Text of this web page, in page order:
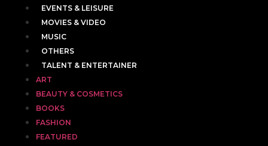
EVENTS & LEISURE
MOVIES & VIDEO
MUSIC
OTHERS
TALENT & ENTERTAINER
ART
BEAUTY & COSMETICS
BOOKS
FASHION
FEATURED